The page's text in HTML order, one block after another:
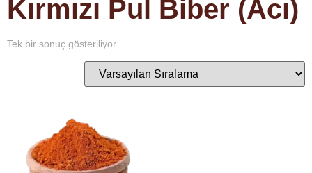
Kırmızı Pul Biber (Acı)
Tek bir sonuç gösteriliyor